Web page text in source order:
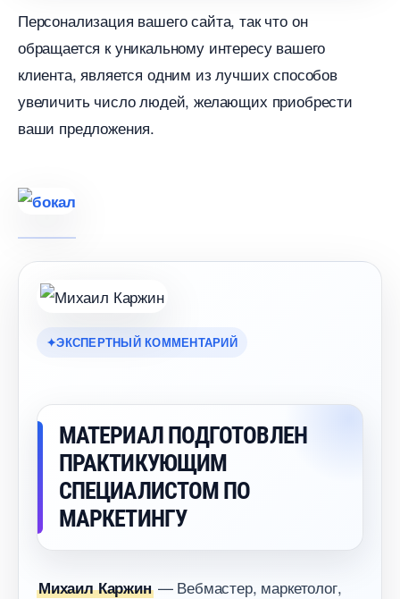
Персонализация вашего сайта, так что он
обращается к уникальному интересу вашего
клиента, является одним из лучших способо
увеличить число людей, желающих приобрести
аши предложения.
ЭКСПЕРТНЫЙ КОММЕНТАРИЙ
МАТЕРИАЛ ПОДГОТОВЛЕН
ПРАКТИКУЮЩИМ
СПЕЦИАЛИСТОМ ПО
МАРКЕТИНГУ
Михаил Каржин— Вебмастер, маркетолог,